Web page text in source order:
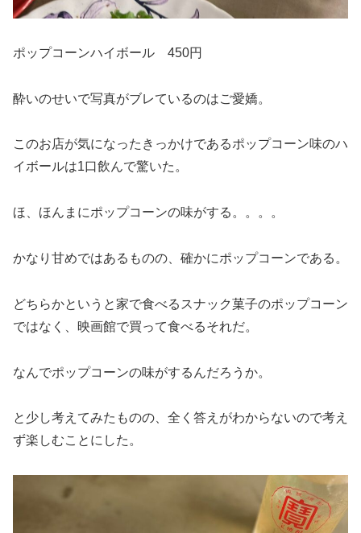
ポップコーンハイボール 450円
酔いのせいで写真がブレているのはご愛嬌。
このお店が気になったきっかけであるポップコーン味のハ
イボールは1口飲んで驚いた。
ほ、ほんまにポップコーンの味がする。。。。
かなり甘めではあるものの、確かにポップコーンである。
どちらかというと家で食べるスナック菓子のポップコーン
ではなく、映画館で買って食べるそれだ。
なんでポップコーンの味がするんだろうか。
と少し考えてみたものの、全く答えがわからないので考え
ず楽しむことにした。